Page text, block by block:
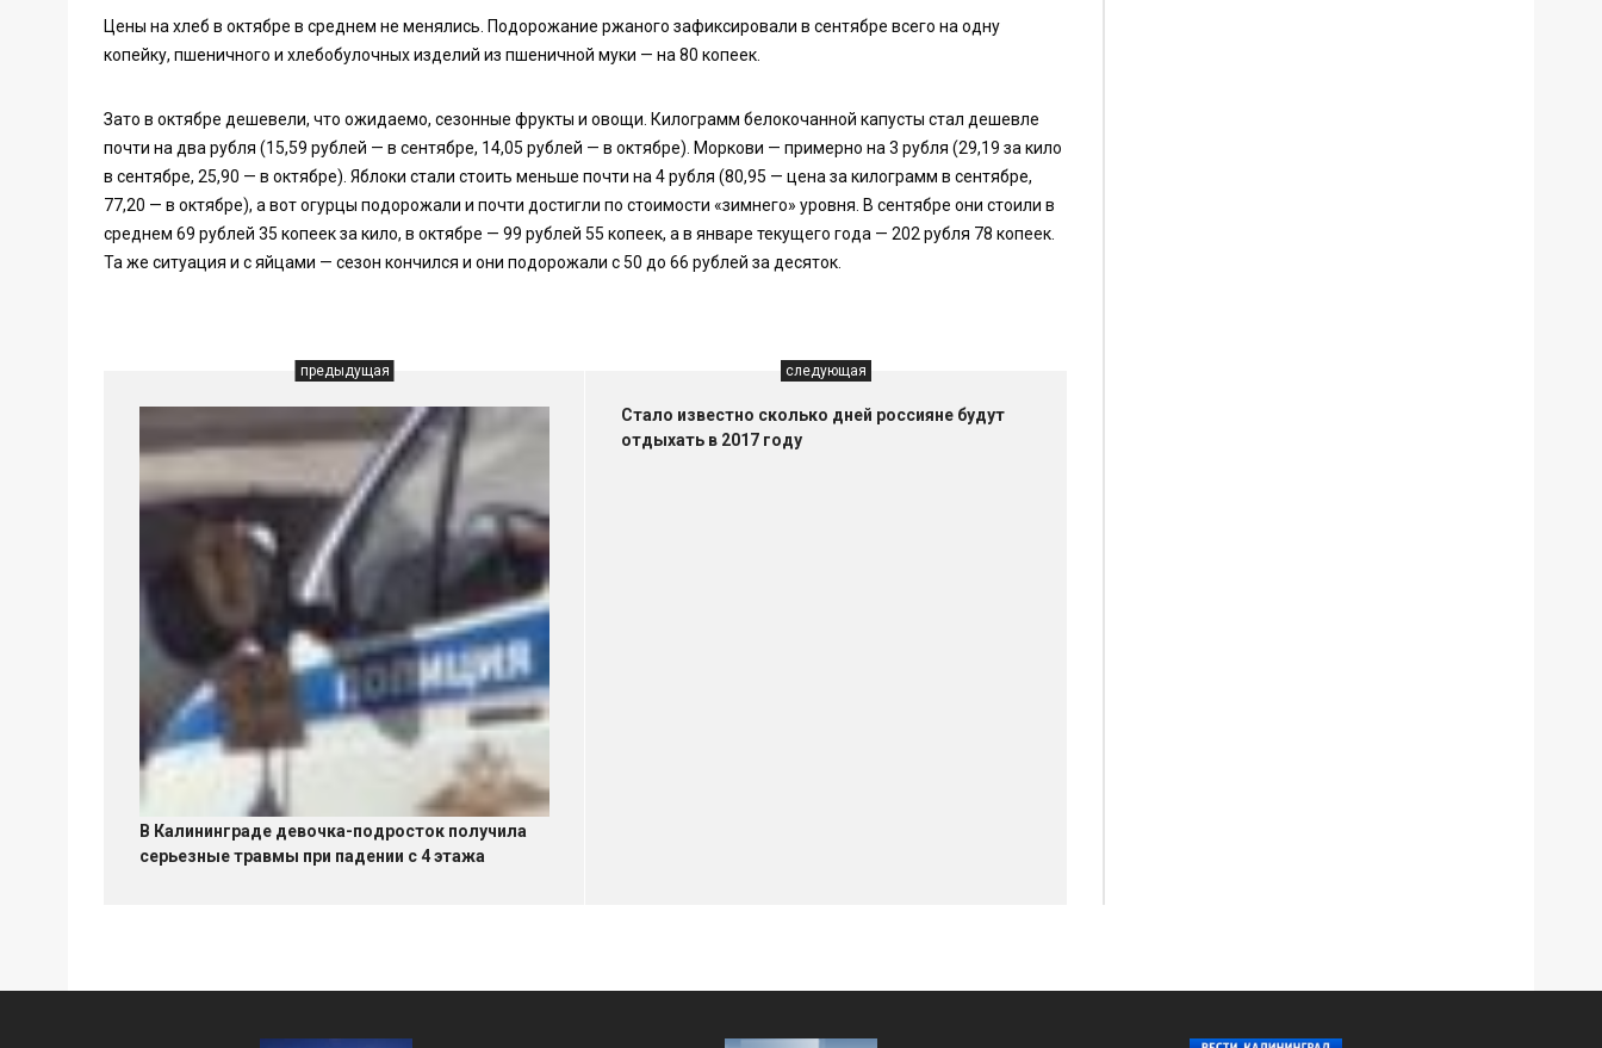
Цены на хлеб в октябре в среднем не менялись. Подорожание ржаного зафиксировали в сентябре всего на одну
копейку, пшеничного и хлебобулочных изделий из пшеничной муки — на 80 копеек.
Зато в октябре дешевели, что ожидаемо, сезонные фрукты и овощи. Килограмм белокочанной капусты стал дешевле
почти на два рубля (15,59 рублей — в сентябре, 14,05 рублей — в октябре). Моркови — примерно на 3 рубля (29,19 за кило
в сентябре, 25,90 — в октябре). Яблоки стали стоить меньше почти на 4 рубля (80,95 — цена за килограмм в сентябре,
77,20 — в октябре), а вот огурцы подорожали и почти достигли по стоимости «зимнего» уровня. В сентябре они стоили в
среднем 69 рублей 35 копеек за кило, в октябре — 99 рублей 55 копеек, а в январе текущего года — 202 рубля 78 копеек.
Та же ситуация и с яйцами — сезон кончился и они подорожали с 50 до 66 рублей за десяток.
предыдущая
В Калининграде девочка-подросток получила
серьезные травмы при падении с 4 этажа
следующая
Стало известно сколько дней россияне будут
отдыхать в 2017 году